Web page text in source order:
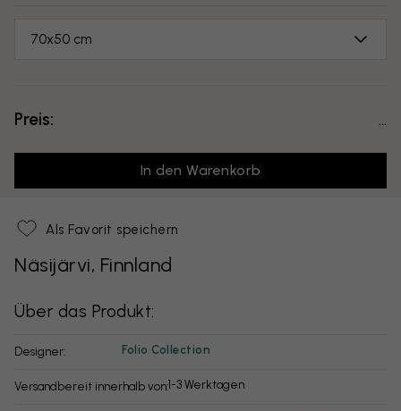
70x50 cm
Preis:
In den Warenkorb
Als Favorit speichern
Näsijärvi, Finnland
Über das Produkt:
Designer: Folio Collection
Versandbereit innerhalb von:1-3 Werktagen